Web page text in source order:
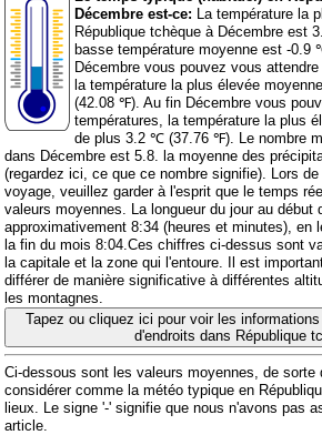
Décembre est-ce: La température la
République tchèque à Décembre est
basse température moyenne est -
Décembre vous pouvez vous
la température la plus élevée
(42.08 ℉). Au fin Décembre vous
températures, la température la plus
de plus 3.2 ℃ (37.76 ℉). Le nombre
dans Décembre est 5.8. la moyenne des
(regardez ici, ce que ce nombre signifie). Lors
voyage, veuillez garder à l'esprit que le temps
valeurs moyennes. La longueur du jour au début
approximativement 8:34 (heures et minutes), en
la fin du mois 8:04.Ces chiffres ci-dessus sont
la capitale et la zone qui l'entoure. Il est
différer de manière significative à différentes
les montagnes.
Tapez ou cliquez ici pour voir les
d'endroits dans République
Ci-dessous sont les valeurs moyennes, de sorte
considérer comme la météo typique en
lieux. Le signe '-' signifie que nous n'avons pas
article.